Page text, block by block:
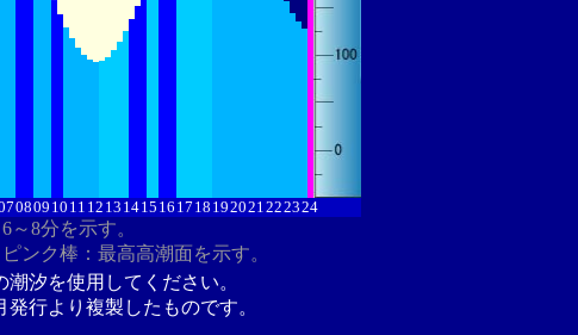
0809 10 11 12 13 1415 16 17 18 192021222324
～8分を示す。
ンク棒：最高高潮面を示す。
汐を使用してください。
行より複製したものです。